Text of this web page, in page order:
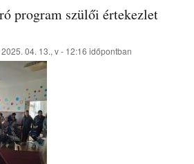
program szülői értekezlet
2025. 04. 13., v - 12:16 időpontban